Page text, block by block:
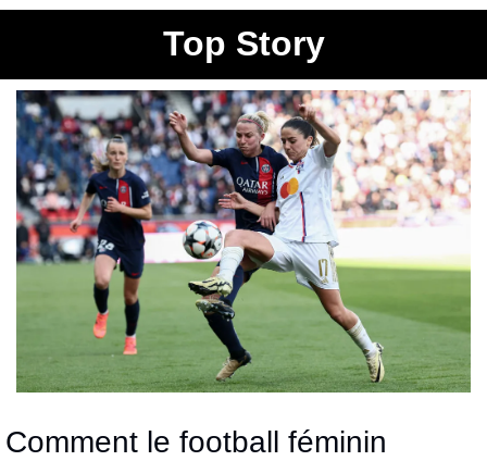
Top Story
Comment le football féminin